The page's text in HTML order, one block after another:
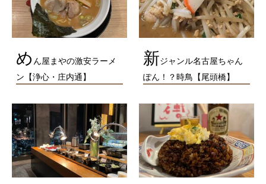
め ん屋まやの激安ラーメ
ン【浄心・庄内通】
新ジャンル名古屋ちゃん
ぽん！？時鳥【尾頭橋】